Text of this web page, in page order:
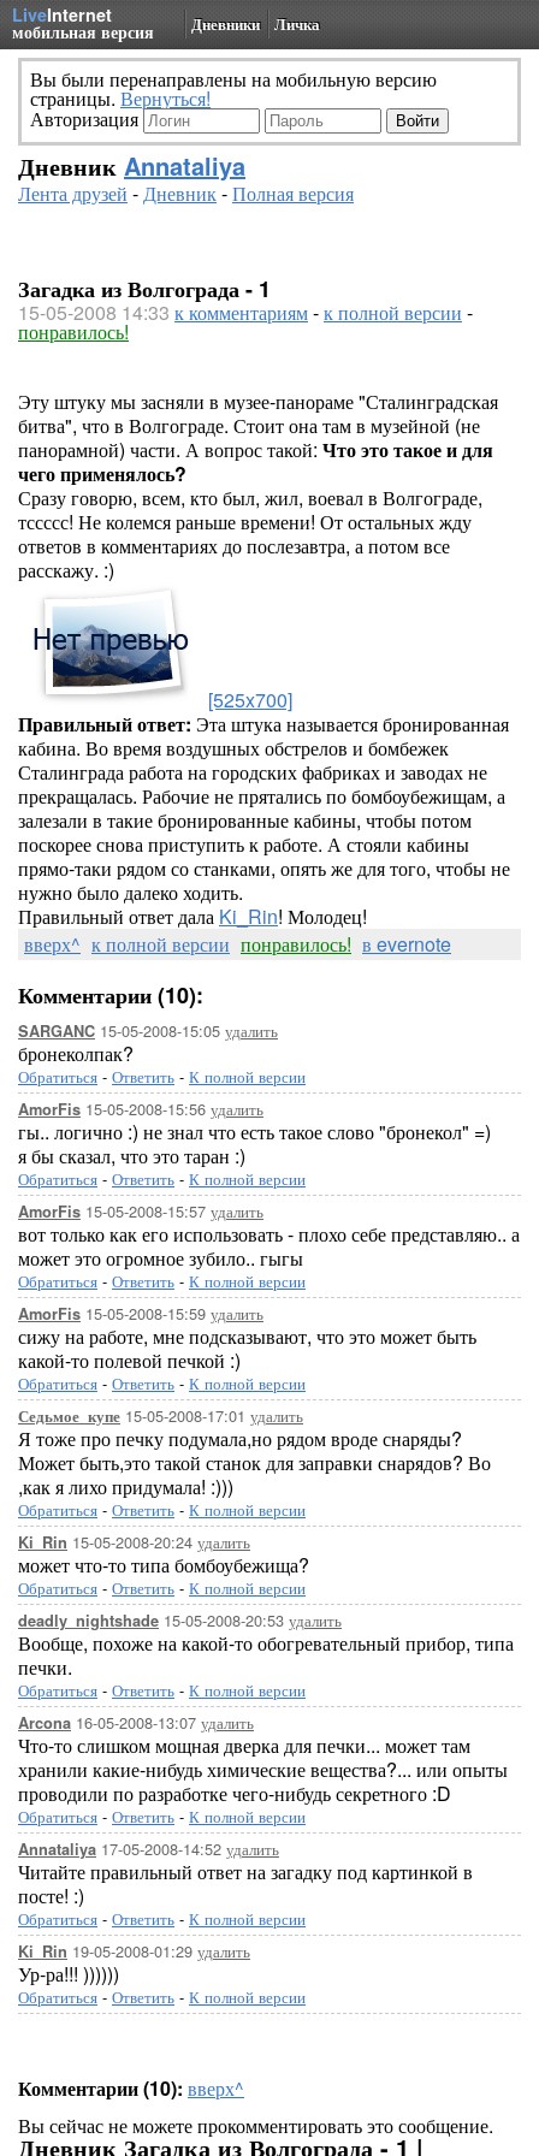
LiveInternet
мобильная версия Дневники Личка
Вы были перенаправлены на мобильную версию
страницы. Вернуться!
Авторизация
Дневник Annataliya
Лента друзей -Дневник-Полная версия
Загадка из Волгограда - 1
15-05-2008 14:33 к комментариям-к полной версии -
понравилось!
Эту штуку мы засняли в музее-панораме "Сталинградская
битва", что в Волгограде. Стоит она там в музейной (не
панорамной) части. А вопрос такой: Что это такое и для
чего применялось?
Сразу говорю, всем, кто был, жил, воевал в Волгограде,
тссссс! Не колемся раньше времени! От остальных жду
ответов в комментариях до послезавтра, а потом все
расскажу. :)
[525x700]
Правильный ответ: Эта штука называется бронированная
кабина. Во время воздушных обстрелов и бомбежек
Сталинграда работа на городских фабриках и заводах не
прекращалась. Рабочие не прятались по бомбоубежищам, а
залезали в такие бронированные кабины, чтобы потом
поскорее снова приступить к работе. А стояли кабины
прямо-таки рядом со станками, опять же для того, чтобы не
нужно было далеко ходить.
Правильный ответ дала Ki_Rin! Молодец!
вверх^ к полной версии понравилось! в evernote
Комментарии (10):
SARGANC 15-05-2008-15:05 удалить
бронеколпак?
Обратиться - Ответить - К полной версии
AmorFis 15-05-2008-15:56 удалить
гы.. логично :) не знал что есть такое слово "бронекол" =)
я бы сказал, что это таран :)
Обратиться - Ответить - К полной версии
AmorFis 15-05-2008-15:57 удалить
вот только как его использовать - плохо себе представляю.. а
может это огромное зубило.. гыгы
Обратиться - Ответить - К полной версии
AmorFis 15-05-2008-15:59 удалить
сижу на работе, мне подсказывают, что это может быть
какой-то полевой печкой :)
Обратиться - Ответить - К полной версии
Седьмое_купе 15-05-2008-17:01 удалить
Я тоже про печку подумала,но рядом вроде снаряды?
Может быть,это такой станок для заправки снарядов? Во
,как я лихо придумала! :)))
Обратиться - Ответить - К полной версии
Ki_Rin 15-05-2008-20:24 удалить
может что-то типа бомбоубежища?
Обратиться - Ответить - К полной версии
deadly_nightshade 15-05-2008-20:53 удалить
Вообще, похоже на какой-то обогревательный прибор, типа
печки.
Обратиться - Ответить - К полной версии
Arcona 16-05-2008-13:07 удалить
Что-то слишком мощная дверка для печки... может там
хранили какие-нибудь химические вещества?... или опыты
проводили по разработке чего-нибудь секретного :D
Обратиться - Ответить - К полной версии
Annataliya 17-05-2008-14:52 удалить
Читайте правильный ответ на загадку под картинкой в
посте! :)
Обратиться - Ответить - К полной версии
Ki_Rin 19-05-2008-01:29 удалить
Ур-ра!!! ))))))
Обратиться - Ответить - К полной версии
Комментарии (10): вверх^
Вы сейчас не можете прокомментировать это сообщение.
Дневник Загадка из Волгограда - 1 |